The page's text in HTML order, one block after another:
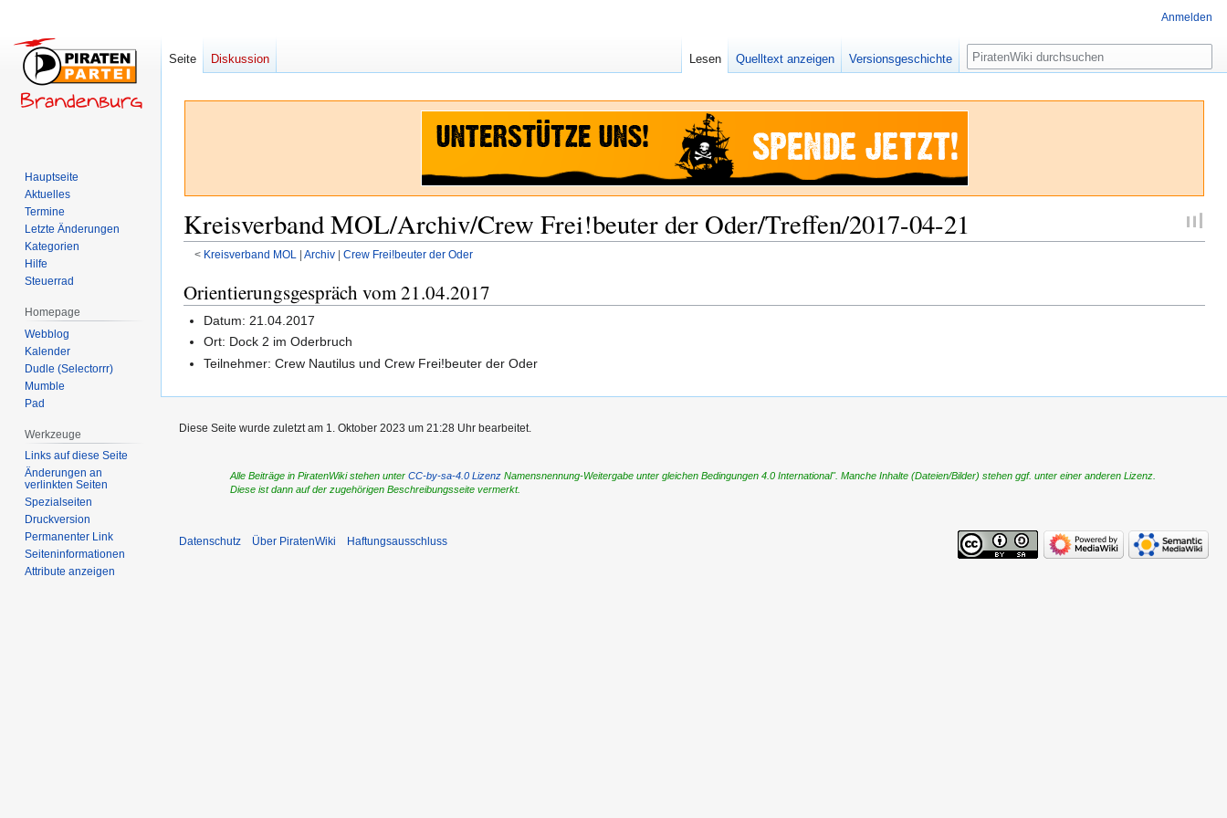
Kreisverband MOL/Archiv/Crew Frei!beuter der Oder/Treffen/2017-04-21
< Kreisverband MOL ‎ | Archiv‎ | Crew Frei!beuter der Oder
Zur
Navigation
springen
Zur
Suche
springen
Orientierungsgespräch vom 21.04.2017
Datum: 21.04.2017
Ort: Dock 2 im Oderbruch
Teilnehmer: Crew Nautilus und Crew Frei!beuter der Oder
Anmelden
Seite Diskussion Lesen Quelltext anzeigen Versionsgeschichte Suche
Hauptseite
Aktuelles
Termine
Letzte Änderungen
Kategorien
Hilfe
Steuerrad
Homepage
Webblog
Kalender
Dudle (Selectorrr)
Mumble
Pad
Werkzeuge
Links auf diese Seite
Änderungen an
verlinkten Seiten
Spezialseiten
Druckversion
Permanenter Link
Seiten­­informationen
Attribute anzeigen
Diese Seite wurde zuletzt am 1. Oktober 2023 um 21:28 Uhr bearbeitet.
Alle Beiträge in PiratenWiki stehen unterCC-by-sa-4.0 Lizenz Namensnennung-Weitergabe unter gleichen Bedingungen 4.0 International". Manche Inhalte (Dateien/Bilder) stehen ggf. unter einer anderen Lizenz.
Diese ist dann auf der zugehörigen Beschreibungsseite vermerkt.
Datenschutz Über PiratenWiki Haftungsausschluss